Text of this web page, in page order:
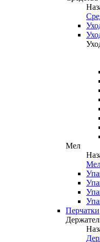
Мел
Перчатки